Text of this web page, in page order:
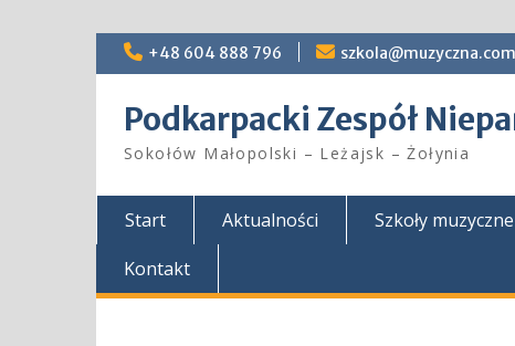
Skip
+48 604 888 796
Podkarpacki Zespół
Sokołów Małopolski – Leżajsk – Żołynia
Start Aktualności Szkoły muzyczne
Kontakt